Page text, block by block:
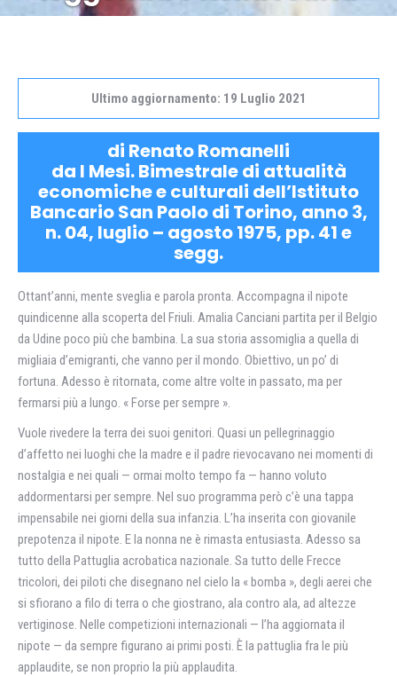
Ultimo aggiornamento: 19 Luglio 2021
di Renato Romanelli
da I Mesi. Bimestrale di attualità
economiche e culturali dell’Istituto
Bancario San Paolo di Torino, anno 3,
n. 04, luglio – agosto 1975, pp. 41 e
segg.
Ottant’anni, mente sveglia e parola pronta. Accompagna il nipote
quindicenne alla scoperta del Friuli. Amalia Canciani partita per il Belgio
da Udine poco più che bambina. La sua storia assomiglia a quella di
migliaia d’emigranti, che vanno per il mondo. Obiettivo, un po’ di
fortuna. Adesso è ritornata, come altre volte in passato, ma per
fermarsi più a lungo. « Forse per sempre ».
Vuole rivedere la terra dei suoi genitori. Quasi un pellegrinaggio
d’affetto nei luoghi che la madre e il padre rievocavano nei momenti di
nostalgia e nei quali — ormai molto tempo fa — hanno voluto
addormentarsi per sempre. Nel suo programma però c’è una tappa
impensabile nei giorni della sua infanzia. L’ha inserita con giovanile
prepotenza il nipote. E la nonna ne è rimasta entusiasta. Adesso sa
tutto della Pattuglia acrobatica nazionale. Sa tutto delle Frecce
tricolori, dei piloti che disegnano nel cielo la « bomba », degli aerei che
si sfiorano a filo di terra o che giostrano, ala contro ala, ad altezze
vertiginose. Nelle competizioni internazionali — l’ha aggiornata il
nipote — da sempre figurano ai primi posti. È la pattuglia fra le più
applaudite, se non proprio la più applaudita.